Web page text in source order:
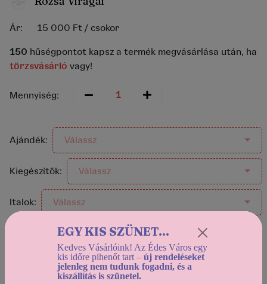
Ár: 15 000 Ft / csokor
150 hűségpontot kapsz a termék megvásárlása után, ha
törzsvásárló vagy!
Mennyiség:
Ajándék: Válassz
Kiegészítők: Válassz
Italok: Válassz
Helyszíni átvétel:
Holnapután (2026-08-11) 12:30-tól
Házhozszállítás:
EGY KIS SZÜNET...
Kedves Vásárlóink! Az Édes Város egy
kis időre pihenőt tart – új rendeléseket
jelenleg nem tudunk fogadni, és a
kiszállítás is szünetel.